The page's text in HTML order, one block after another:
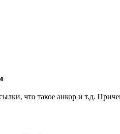
что такое анкор и т.д.